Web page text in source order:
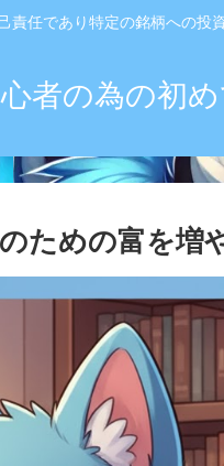
責任であり特定の銘柄への投
者の為の初
ための富を増